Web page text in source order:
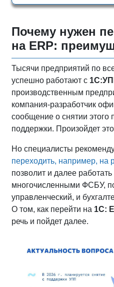
Почему нужен
на ERP:
Тысячи предприятий по
успешно работают с
производственным
компания-разработчик
сообщение о снятии этого
поддержки. Произойдет
Но специалисты
переходить, например, на
позволит и далее работать
многочисленными ФСБУ,
управленческий, и
О том, как перейти на 1С:
речь и пойдет далее.